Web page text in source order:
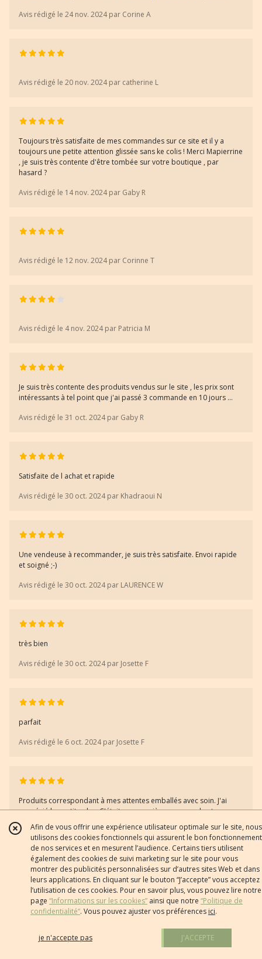
Avis rédigé le 24 nov. 2024 par Corine A
Avis rédigé le 20 nov. 2024 par catherine L
Toujours très satisfaite de mes commandes sur ce site et il y a
toujours une petite attention glissée sans ke colis ! Merci Mapierrine
, je suis très contente d'être tombée sur votre boutique , par
hasard ?
Avis rédigé le 14 nov. 2024 par Gaby R
Avis rédigé le 12 nov. 2024 par Corinne T
Avis rédigé le 4 nov. 2024 par Patricia M
Je suis très contente des produits vendus sur le site , les prix sont
intéressants à tel point que j'ai passé 3 commande en 10 jours ...
Avis rédigé le 31 oct. 2024 par Gaby R
Satisfaite de l achat et rapide
Avis rédigé le 30 oct. 2024 par Khadraoui N
Une vendeuse à recommander, je suis très satisfaite. Envoi rapide
et soigné ;-)
Avis rédigé le 30 oct. 2024 par LAURENCE W
très bien
Avis rédigé le 30 oct. 2024 par Josette F
parfait
Avis rédigé le 6 oct. 2024 par Josette F
Produits correspondant à mes attentes emballés avec soin. J'ai
apprécié les petits plus. C'était ma première commande et ce ne
sera pas la dernière
Avis rédigé le 4 oct. 2024 par Joselyne A
Parfait, belle qualité du papier,idem pour les stickers.
emballage nickel.
Merci.
Afin de vous offrir une expérience utilisateur optimale sur le site, nous
utilisons des cookies fonctionnels qui assurent le bon fonctionnement
de nos services et en mesurent l’audience. Certains tiers utilisent
également des cookies de suivi marketing sur le site pour vous
montrer des publicités personnalisées sur d’autres sites Web et dans
leurs applications. En cliquant sur le bouton “J’accepte” vous acceptez
l’utilisation de ces cookies. Pour en savoir plus, vous pouvez lire notre
page “Informations sur les cookies” ainsi que notre “Politique de
confidentialité“. Vous pouvez ajuster vos préférences ici.
je n'accepte pas J'ACCEPTE